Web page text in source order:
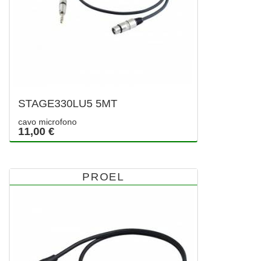
STAGE330LU5 5MT
cavo microfono
11,00 €
PROEL